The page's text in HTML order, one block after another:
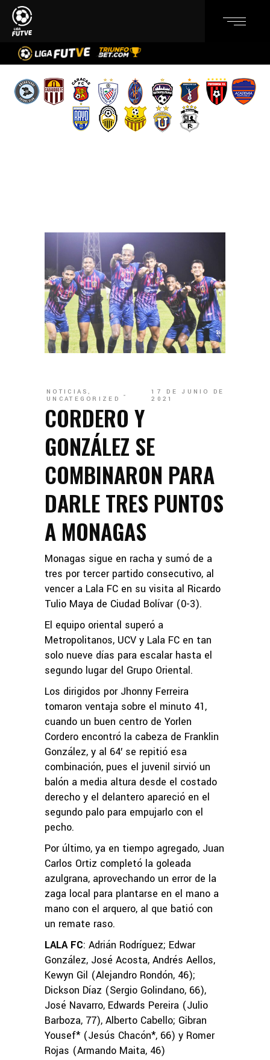
NOTICIAS,
UNCATEGORIZED
17 DE JUNIO DE
2021
CORDERO Y
GONZÁLEZ SE
COMBINARON PARA
DARLE TRES PUNTOS
A MONAGAS
Monagas sigue en racha y sumó de a
tres por tercer partido consecutivo, al
vencer a Lala FC en su visita al Ricardo
Tulio Maya de Ciudad Bolívar (0-3).
El equipo oriental superó a
Metropolitanos, UCV y Lala FC en tan
solo nueve días para escalar hasta el
segundo lugar del Grupo Oriental.
Los dirigidos por Jhonny Ferreira
tomaron ventaja sobre el minuto 41,
cuando un buen centro de Yorlen
Cordero encontró la cabeza de Franklin
González, y al 64′ se repitió esa
combinación, pues el juvenil sirvió un
balón a media altura desde el costado
derecho y el delantero apareció en el
segundo palo para empujarlo con el
pecho.
Por último, ya en tiempo agregado, Juan
Carlos Ortiz completó la goleada
azulgrana, aprovechando un error de la
zaga local para plantarse en el mano a
mano con el arquero, al que batió con
un remate raso.
LALA FC: Adrián Rodríguez; Edwar
González, José Acosta, Andrés Aellos,
Kewyn Gil (Alejandro Rondón, 46);
Dickson Díaz (Sergio Golindano, 66),
José Navarro, Edwards Pereira (Julio
Barboza, 77), Alberto Cabello; Gibran
Yousef* (Jesús Chacón*, 66) y Romer
Rojas (Armando Maita, 46)